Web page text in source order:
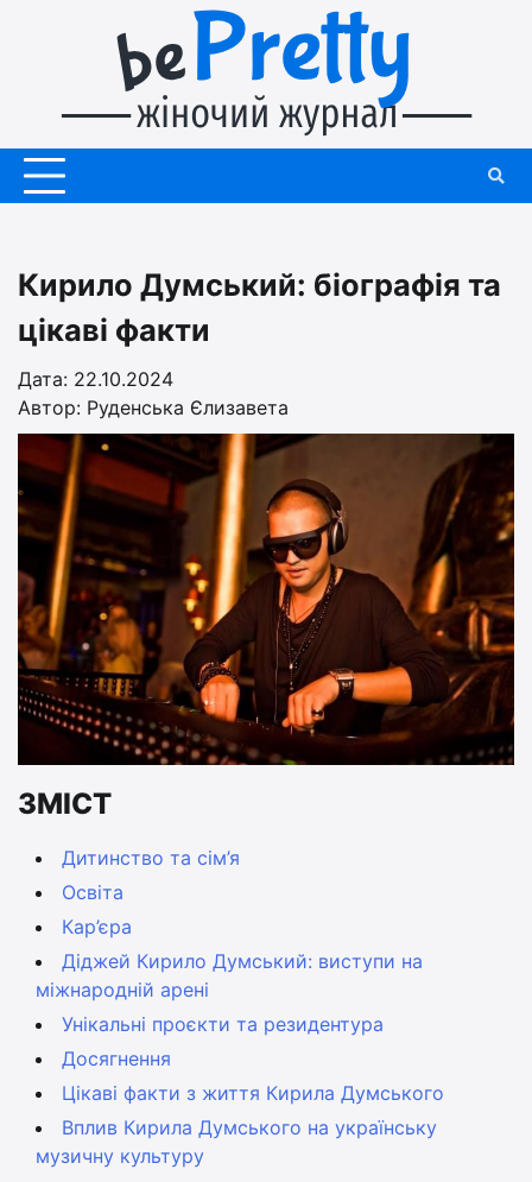
Кирило Думський: біографія та
цікаві факти
Дата: 22.10.2024
Автор: Руденська Єлизавета
ЗМІСТ
Дитинство та сім’я
Освіта
Кар’єра
Діджей Кирило Думський: виступи на
міжнародній арені
Унікальні проєкти та резидентура
Досягнення
Цікаві факти з життя Кирила Думського
Вплив Кирила Думського на українську
музичну культуру